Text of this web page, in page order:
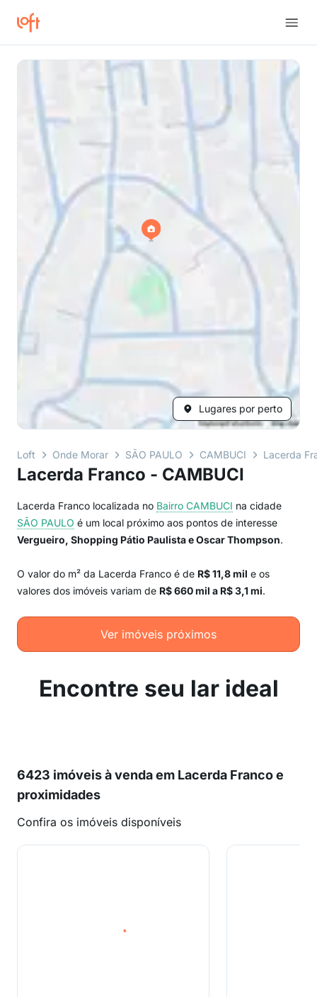
Lugares por perto
Loft Onde Morar SÃO PAULO CAMBUCI Lacerda
Lacerda Franco - CAMBUCI
Lacerda Franco localizada no Bairro CAMBUCI na cidade
SÃO PAULO é um local próximo aos pontos de interesse
Vergueiro, Shopping Pátio Paulista e Oscar Thompson.
O valor do m² da Lacerda Franco é de R$ 11,8 mil e os
valores dos imóveis variam de R$ 660 mil a R$ 3,1 mi.
Ver imóveis próximos
Encontre seu lar ideal
6423 imóveis à venda em Lacerda Franco e
proximidades
Confira os imóveis disponíveis